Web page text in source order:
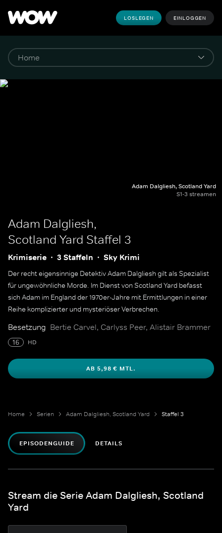
LOSLEGEN EINLOGGEN
Adam Dalgliesh, Scotland Yard
S1-3 streamen
Adam Dalgliesh,
Scotland Yard Staffel 3
Krimiserie 3 Staffeln Sky Krimi
Der recht eigensinnige Detektiv Adam Dalgliesh gilt als Spezialist
für ungewöhnliche Morde. Im Dienst von Scotland Yard befasst
sich Adam im England der 1970er-Jahre mit Ermittlungen in einer
Reihe komplizierter und mysteriöser Verbrechen.
Besetzung Bertie Carvel, Carlyss Peer, Alistair Brammer
16 HD
AB 5,98 € MTL.
Home Serien Adam Dalgliesh, Scotland Yard Staffel 3
EPISODENGUIDE DETAILS
Stream die Serie Adam Dalgliesh, Scotland
Yard